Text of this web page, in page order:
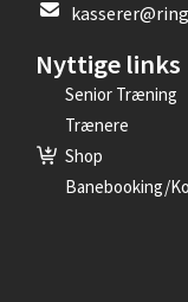
Nyttige links
Senior Træning
Trænere
Shop
Banebooking/